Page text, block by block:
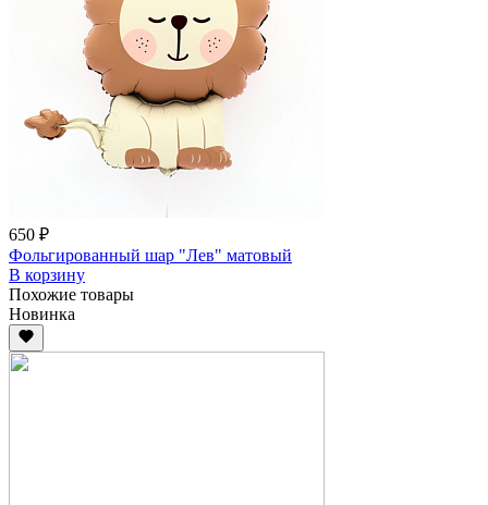
650 ₽
Фольгированный шар "Лев" матовый
В корзину
Похожие товары
Новинка